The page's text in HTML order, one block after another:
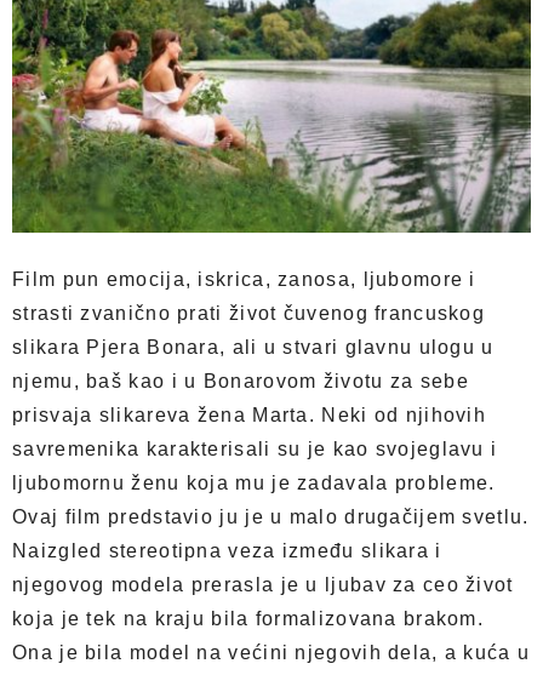
Film pun emocija, iskrica, zanosa, ljubomore i
strasti zvanično prati život čuvenog francuskog
slikara Pjera Bonara, ali u stvari glavnu ulogu u
njemu, baš kao i u Bonarovom životu za sebe
prisvaja slikareva žena Marta. Neki od njihovih
savremenika karakterisali su je kao svojeglavu i
ljubomornu ženu koja mu je zadavala probleme.
Ovaj film predstavio ju je u malo drugačijem svetlu.
Naizgled stereotipna veza između slikara i
njegovog modela prerasla je u ljubav za ceo život
koja je tek na kraju bila formalizovana brakom.
Ona je bila model na većini njegovih dela, a kuća u